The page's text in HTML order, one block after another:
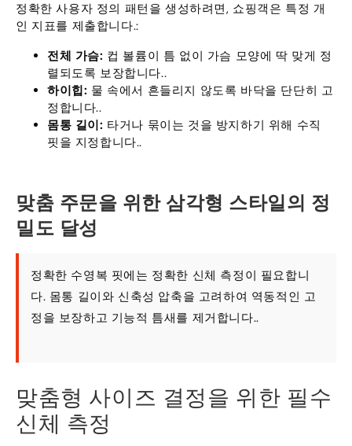
정확한 사용자 정의 패턴을 생성하려면, 쇼핑객은 특정 개
인 지표를 제출합니다.:
전체 가슴: 컵 볼륨이 틈 없이 가슴 모양에 딱 맞게 정
렬되도록 보장합니다..
하이힙: 물 속에서 흔들리지 않도록 바닥을 단단히 고
정합니다..
몸통 길이: 타거나 묶이는 것을 방지하기 위해 수직
핏을 지정합니다..
맞춤 주문을 위한 삼각형 스타일의 정
밀도 달성
정확한 수영복 핏에는 정확한 신체 측정이 필요합니
다. 몸통 길이와 신축성 압축을 고려하여 역동적인 고
정을 보장하고 기능적 틈새를 제거합니다..
맞춤형 사이즈 결정을 위한 필수
신체 측정